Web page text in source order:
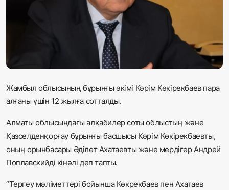
Әлем
Журналистік зерттеу
Қазақ тілі
Жамбыл облысының бұрынғы әкімі Кәрім Көкірекбаев пара
алғаны үшін 12 жылға сотталды.
Алматы облысындағы алқабилер соты облыстың және
Қазселденқорғау бұрынғы басшысы Кәрім Көкірекбаевты,
оның орынбасары Әділет Ахатаевты және мердігер Андрей
Поплавскийді кінәлі деп тапты.
“Тергеу мәліметтері бойынша Көкрекбаев пен Ахатаев